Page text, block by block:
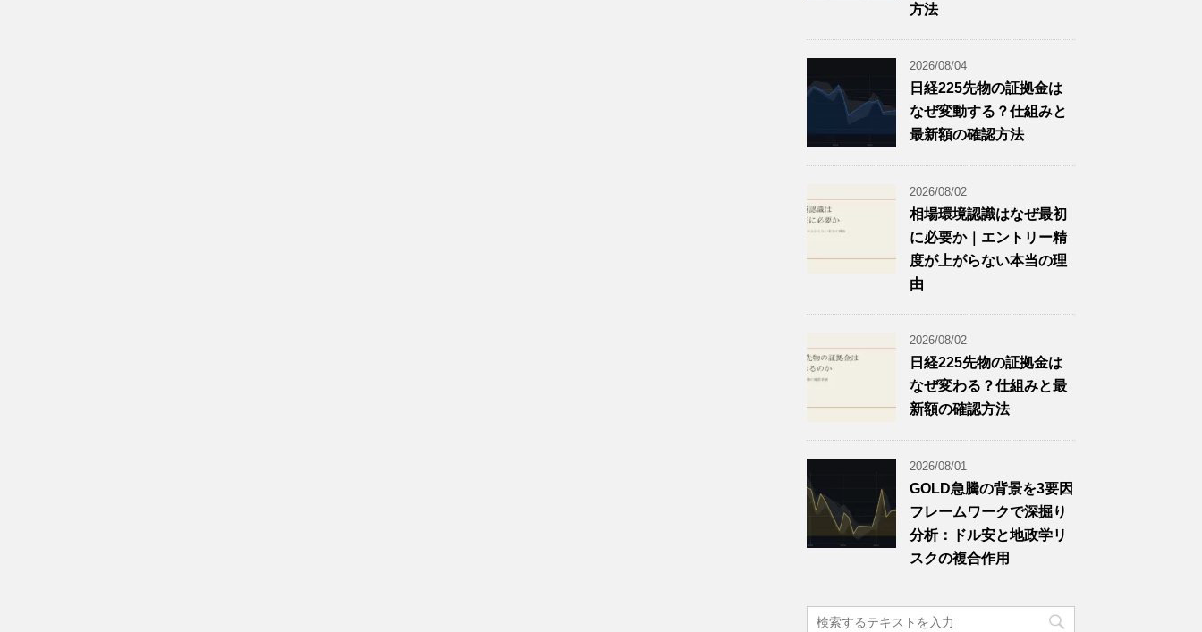
方法
2026/08/04
日経225先物の証拠金は
なぜ変動する？仕組みと
最新額の確認方法
2026/08/02
相場環境認識はなぜ最初
に必要か｜エントリー精
度が上がらない本当の理
由
2026/08/02
日経225先物の証拠金は
なぜ変わる？仕組みと最
新額の確認方法
2026/08/01
GOLD急騰の背景を3要因
フレームワークで深掘り
分析：ドル安と地政学リ
スクの複合作用